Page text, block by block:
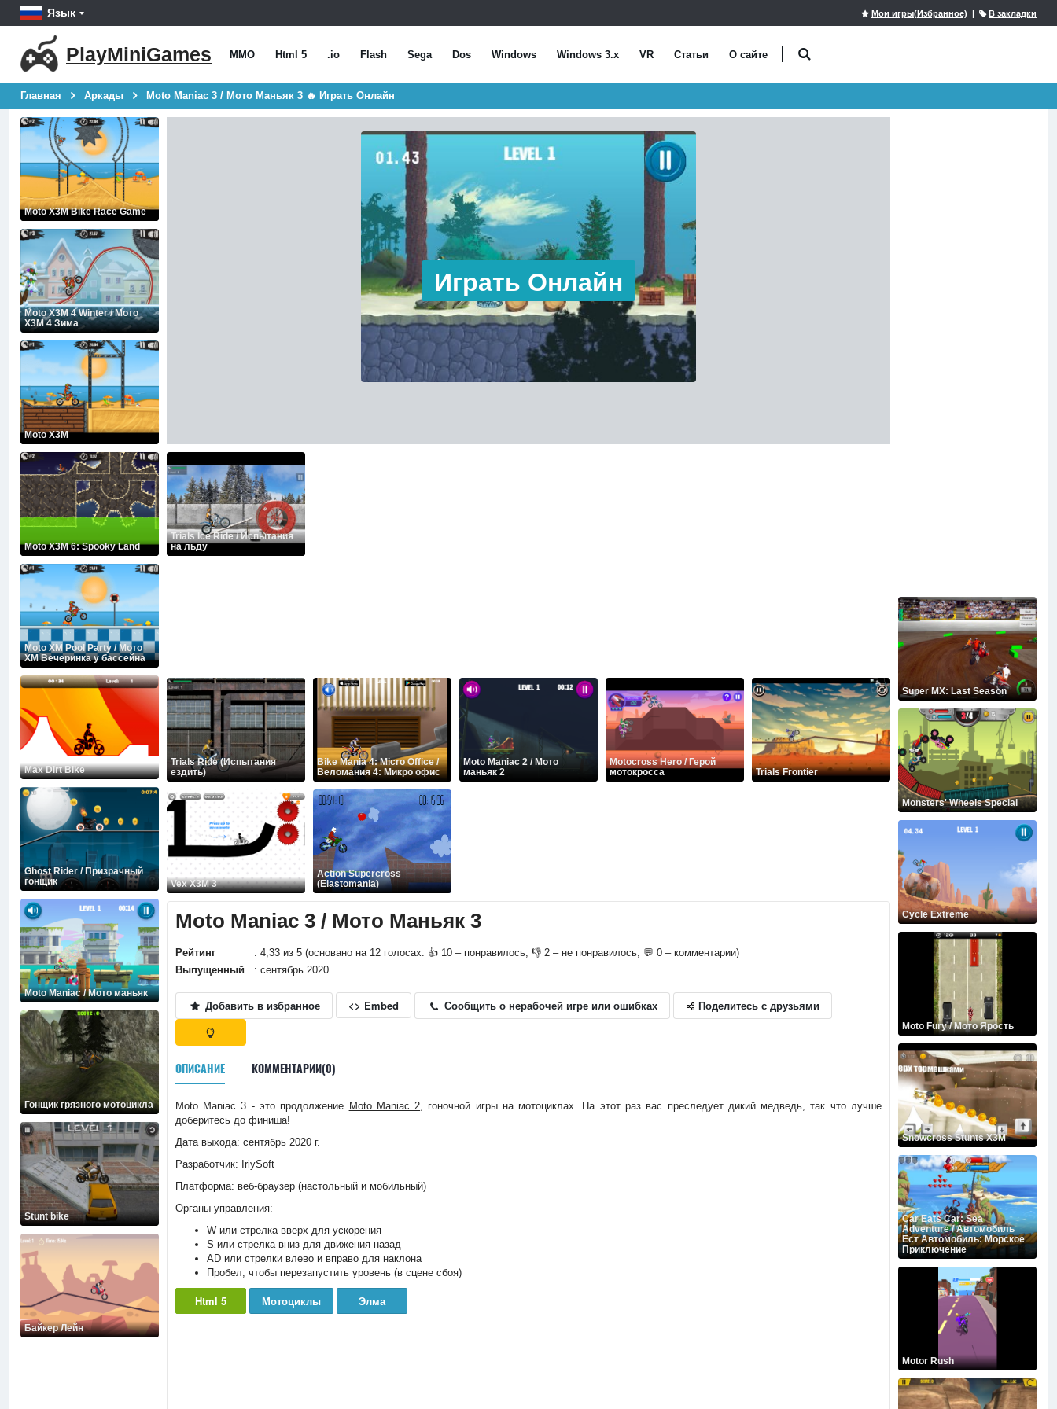
Язык Мои игры(Избранное) | В закладки
PlayMiniGames MMO Html 5 .io Flash Sega Dos Windows Windows 3.x VR Статьи О сайте
Главная Аркады Moto Maniac 3 / Мото Маньяк 3 🔥 Играть Онлайн
Moto X3M Bike Race Game
Moto X3M 4 Winter / Мото
X3M 4 Зима
Moto X3M
Moto X3M 6: Spooky Land
Moto XM Pool Party / Мото
XM Вечеринка у бассейна
Max Dirt Bike
Ghost Rider / Призрачный
гонщик
Moto Maniac / Мото маньяк
Гонщик грязного мотоцикла
Stunt bike
Байкер Лейн
Играть Онлайн
Trials Ice Ride / Испытания
на льду
Trials Ride (Испытания
ездить)
Bike Mania 4: Micro Office /
Веломания 4: Микро офис
Moto Maniac 2 / Мото
маньяк 2
Motocross Hero / Герой
мотокросса
Trials Frontier
Vex X3M 3
Action Supercross
(Elastomania)
Moto Maniac 3 / Мото Маньяк 3
Рейтинг
: 4,33 из 5 (основано на 12 голосах. 👍 10 – понравилось, 👎 2 – не понравилось, 💬 0 – комментарии)
Выпущенный
: сентябрь 2020
Добавить в избранное <> Embed Сообщить о нерабочей игре или ошибках Поделитесь с друзьями
ОПИСАНИЕ КОММЕНТАРИИ(0)
Moto Maniac 3 - это продолжение Moto Maniac 2, гоночной игры на мотоциклах. На этот раз вас преследует дикий медведь, так что лучше
доберитесь до финиша!
Дата выхода: сентябрь 2020 г.
Разработчик: IriySoft
Платформа: веб-браузер (настольный и мобильный)
Органы управления:
W или стрелка вверх для ускорения
S или стрелка вниз для движения назад
AD или стрелки влево и вправо для наклона
Пробел, чтобы перезапустить уровень (в сцене сбоя)
Html 5 Мотоциклы Элма
Super MX: Last Season
Monsters' Wheels Special
Cycle Extreme
Moto Fury / Мото Ярость
Snowcross Stunts X3M
Car Eats Car: Sea
Adventure / Автомобиль
Ест Автомобиль: Морское
Приключение
Motor Rush